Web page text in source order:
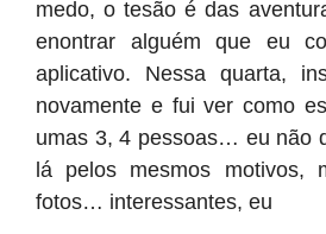
medo, o tesão é das
enontrar alguém que eu
aplicativo. Nessa quarta,
novamente e fui ver como
umas 3, 4 pessoas… eu não
lá pelos mesmos motivos,
fotos… interessantes, eu